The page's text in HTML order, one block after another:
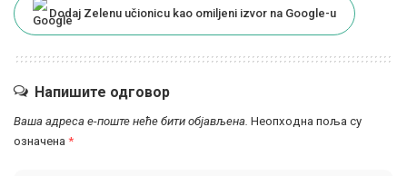
Dodaj Zelenu učionicu kao omiljeni izvor na Google-u
Напишите одговор
Ваша адреса е-поште неће бити објављена. Неопходна поља су
означена *